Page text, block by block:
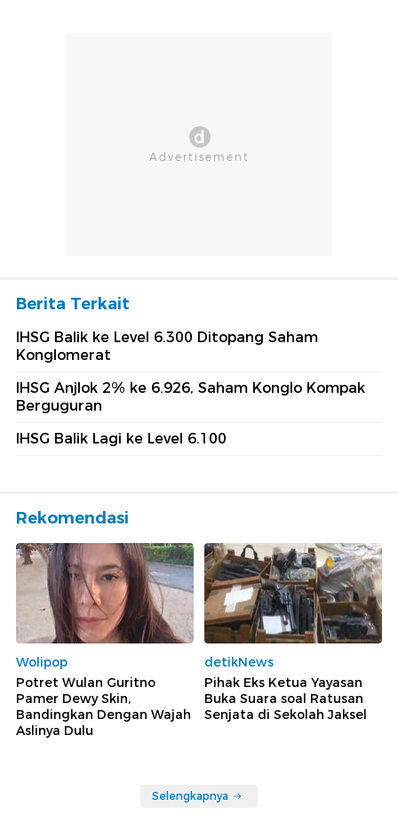
Berita Terkait
IHSG Balik ke Level 6.300 Ditopang Saham
Konglomerat
IHSG Anjlok 2% ke 6.926, Saham Konglo Kompak
Berguguran
IHSG Balik Lagi ke Level 6.100
Rekomendasi
Wolipop
Potret Wulan Guritno
Pamer Dewy Skin,
Bandingkan Dengan Wajah
Aslinya Dulu
detikNews
Pihak Eks Ketua Yayasan
Buka Suara soal Ratusan
Senjata di Sekolah Jaksel
Selengkapnya